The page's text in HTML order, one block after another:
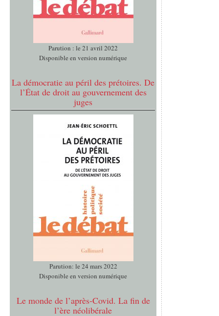
Parution : le 21 avril 2022
Disponible en version numérique
La démocratie au péril des prétoires. De
l’État de droit au gouvernement des
juges
Parution: le 24 mars 2022
Disponible en version numérique
Le monde de l’après-Covid. La fin de
l’ère néolibérale